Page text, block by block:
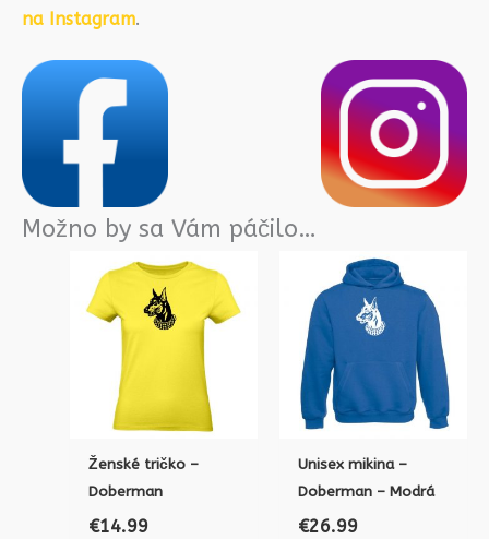
na Instagram.
Možno by sa Vám páčilo…
Ženské tričko –
Doberman
€14.99
Unisex mikina –
Doberman – Modrá
€26.99